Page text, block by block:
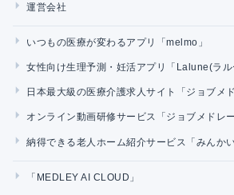
運営会社
いつもの医療が変わるアプリ「melmo」
女性向け生理予測・妊活アプリ「Lalune(ラル
日本最大級の医療介護求人サイト「ジョブメド
オンライン動画研修サービス「ジョブメドレ
納得できる老人ホーム紹介サービス「みんかい
「MEDLEY AI CLOUD」